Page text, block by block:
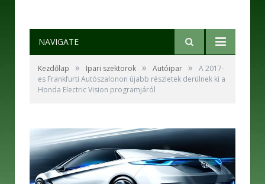
NAVIGATE
Kezdőlap » Ipari szektorok » Autóipar »
A 2017-
es Frankfurti Autószalonon újabb részletek derülnek ki a
Honda Electric Vision programjáról